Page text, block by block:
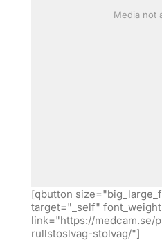
Media not
[qbutton
target="_self"
link="https://medcam.se/
rullstoslvag-stolvag/"]